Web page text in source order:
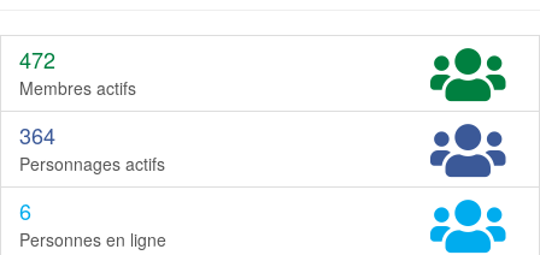
472
Membres actifs
364
Personnages actifs
6
Personnes en ligne